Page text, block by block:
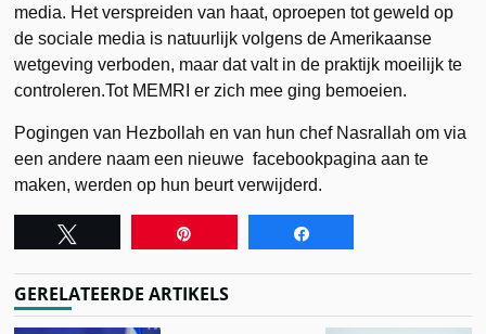
media. Het verspreiden van haat, oproepen tot geweld op
de sociale media is natuurlijk volgens de Amerikaanse
wetgeving verboden, maar dat valt in de praktijk moeilijk te
controleren.Tot MEMRI er zich mee ging bemoeien.
Pogingen van Hezbollah en van hun chef Nasrallah om via
een andere naam een nieuwe facebookpagina aan te
maken, werden op hun beurt verwijderd.
GERELATEERDE ARTIKELS